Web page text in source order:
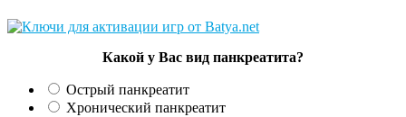
Какой у Вас вид панкреатита?
Острый панкреатит
Хронический панкреатит